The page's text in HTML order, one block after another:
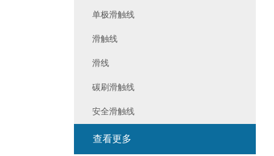
单极滑触线
滑触线
滑线
碳刷滑触线
安全滑触线
查看更多